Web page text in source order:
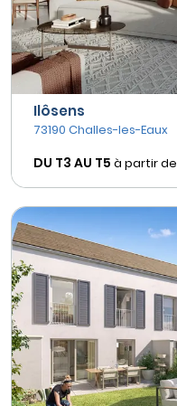
Ilôsens
73190 Challes-les-Eaux
DU T3 AU T5 à partir de